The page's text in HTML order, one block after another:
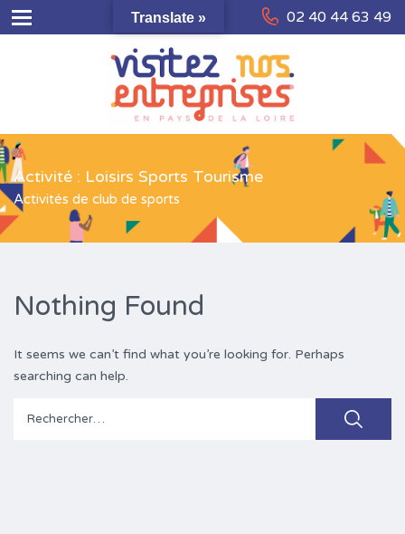
02 40 44 63 49
Activité : Loisirs Sports Tourisme
Activités de club de sports
Nothing Found
It seems we can’t find what you’re looking for. Perhaps
searching can help.
Rechercher :
Translate »